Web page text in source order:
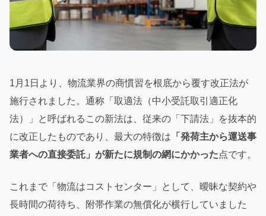
1月1日より、物流業界の商慣習を根底から覆す改正法が
施行されました。通称「取適法（中小受託取引適正化
法）」と呼ばれるこの新法は、従来の「下請法」を抜本的
に改正したものであり、最大の特徴は 「発荷主から運送事
業者への直接委託」が新たに規制の網にかかった点です。
これまで「物流はコストセンター」として、曖昧な契約や
長時間の荷待ち、附帯作業の無償化が横行していました